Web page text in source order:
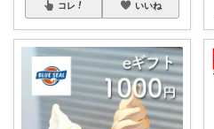
コレ いいね